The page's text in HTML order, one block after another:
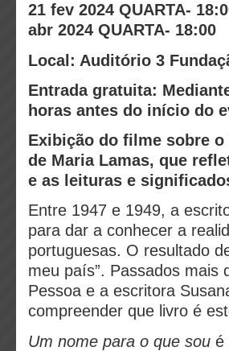
21 fev 2024 QUARTA-
abr 2024 QUARTA- 18:00
Local: Auditório 3
Entrada gratuita:
horas antes do início do
Exibição do filme sobre
de Maria Lamas, que
e as leituras e
Entre 1947 e 1949, a
para dar a conhecer a
portuguesas. O resultado
meu país”. Passados mais
Pessoa e a escritora
compreender que livro é
Um nome para o que sou é